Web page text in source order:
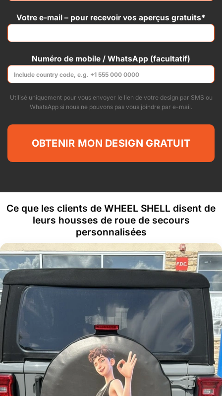
Votre e-mail – pour recevoir vos aperçus gratuits*
Numéro de mobile / WhatsApp (facultatif)
Utilisé uniquement pour vous envoyer le lien de votre design par SMS ou
WhatsApp si nous ne pouvons pas vous joindre par e-mail.
Ce que les clients de WHEEL SHELL disent de
leurs housses de roue de secours
personnalisées